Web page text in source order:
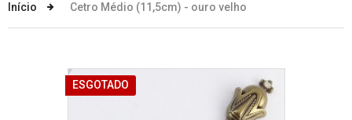
Início Cetro Médio (11,5cm) - ouro velho
ESGOTADO